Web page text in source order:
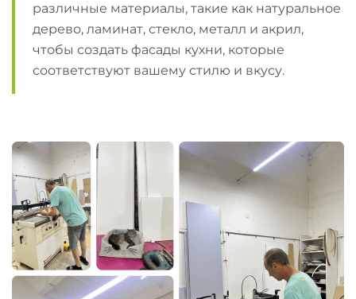
различные материалы, такие как натуральное
дерево, ламинат, стекло, металл и акрил,
чтобы создать фасады кухни, которые
соответствуют вашему стилю и вкусу.